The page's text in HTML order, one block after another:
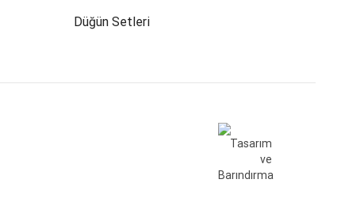
Düğün Setleri